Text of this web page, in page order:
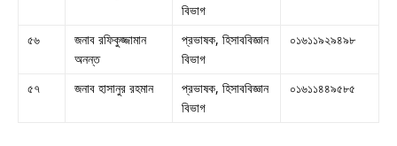
বিভাগ
৫৬
জনাব রফিকুজ্জামান
অনন্ত
প্রভাষক, হিসাববিজ্ঞান
বিভাগ
০১৬১১৯২৯৪৯৮
৫৭ জনাব হাসানুর রহমান
প্রভাষক, হিসাববিজ্ঞান
বিভাগ
০১৬১১৪৪৯৫৮৫